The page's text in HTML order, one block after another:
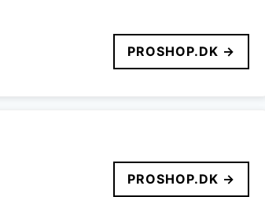
PROSHOP.DK →
PROSHOP.DK →